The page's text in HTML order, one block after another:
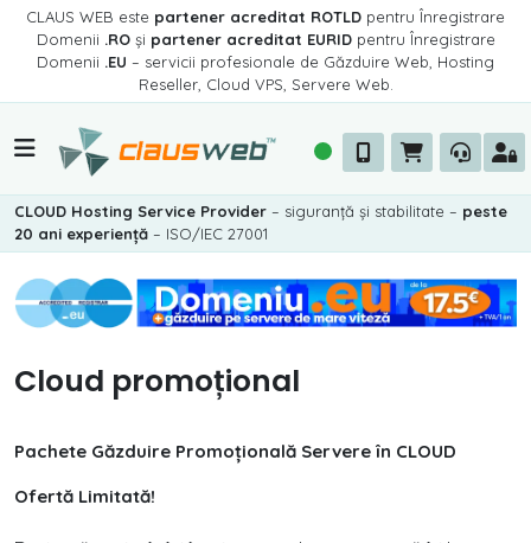
CLAUS WEB este partener acreditat ROTLD pentru Înregistrare
Domenii .ROși partener acreditat EURIDpentru Înregistrare
Domenii .EU – servicii profesionale de Găzduire Web, Hosting
Reseller, Cloud VPS, Servere Web.
CLOUD Hosting Service Provider – siguranță și stabilitate – peste
20 ani experiență – ISO/IEC 27001
Cloud promoțional
Pachete Găzduire Promoțională Servere în CLOUD
Ofertă Limitată!